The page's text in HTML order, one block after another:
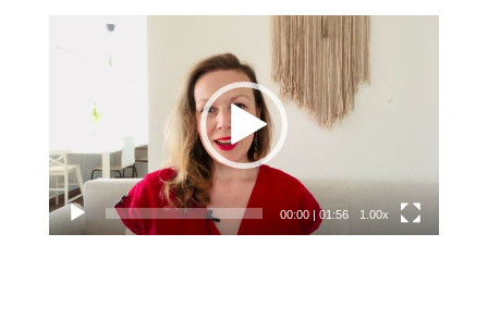
přehrávač
00:00|01:56 1.00x